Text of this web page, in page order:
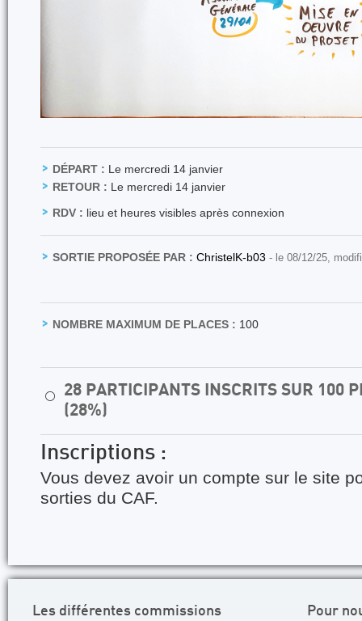
DÉPART : Le mercredi 14 janvier
RETOUR : Le mercredi 14 janvier
RDV : lieu et heures visibles après connexion
SORTIE PROPOSÉE PAR : ChristelK-b03 - le 08/12/25,
NOMBRE MAXIMUM DE PLACES : 100
⚪
28 PARTICIPANTS INSCRITS SUR 100
(28%)
Inscriptions :
Vous devez avoir un compte sur le site
sorties du CAF.
Les différentes commissions
Pour